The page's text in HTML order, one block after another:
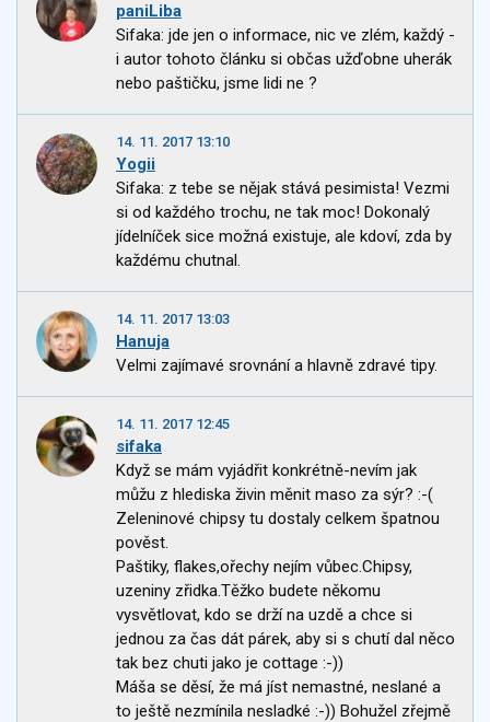
paniLiba
Sifaka: jde jen o informace, nic ve zlém, každý -
i autor tohoto článku si občas užďobne uherák
nebo paštičku, jsme lidi ne ?
14. 11. 2017 13:10
Yogii
Sifaka: z tebe se nějak stává pesimista! Vezmi
si od každého trochu, ne tak moc! Dokonalý
jídelníček sice možná existuje, ale kdoví, zda by
každému chutnal.
14. 11. 2017 13:03
Hanuja
Velmi zajímavé srovnání a hlavně zdravé tipy.
14. 11. 2017 12:45
sifaka
Když se mám vyjádřit konkrétně-nevím jak
můžu z hlediska živin měnit maso za sýr? :-(
Zeleninové chipsy tu dostaly celkem špatnou
pověst.
Paštiky, flakes,ořechy nejím vůbec.Chipsy,
uzeniny zřidka.Těžko budete někomu
vysvětlovat, kdo se drží na uzdě a chce si
jednou za čas dát párek, aby si s chutí dal něco
tak bez chuti jako je cottage :-))
Máša se děsí, že má jíst nemastné, neslané a
to ještě nezmínila nesladké :-)) Bohužel zřejmě